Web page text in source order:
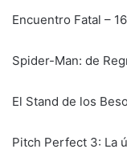
Encuentro Fatal –
Spider-Man: de
El Stand de los
Pitch Perfect 3: La